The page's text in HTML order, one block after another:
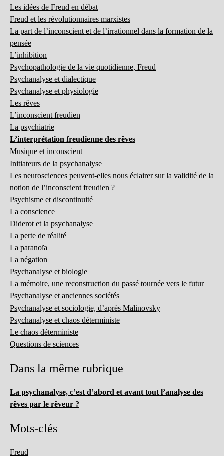
Les idées de Freud en débat
Freud et les révolutionnaires marxistes
La part de l’inconscient et de l’irrationnel dans la formation de la
pensée
L’inhibition
Psychopathologie de la vie quotidienne, Freud
Psychanalyse et dialectique
Psychanalyse et physiologie
Les rêves
L’inconscient freudien
La psychiatrie
L’interprétation freudienne des rêves
Musique et inconscient
Initiateurs de la psychanalyse
Les neurosciences peuvent-elles nous éclairer sur la validité de la
notion de l’inconscient freudien ?
Psychisme et discontinuité
La conscience
Diderot et la psychanalyse
La perte de réalité
La paranoïa
La négation
Psychanalyse et biologie
La mémoire, une reconstruction du passé tournée vers le futur
Psychanalyse et anciennes sociétés
Psychanalyse et sociologie, d’après Malinovsky
Psychanalyse et chaos déterministe
Le chaos déterministe
Questions de sciences
Dans la même rubrique
La psychanalyse, c’est d’abord et avant tout l’analyse des
rêves par le rêveur ?
Mots-clés
Freud